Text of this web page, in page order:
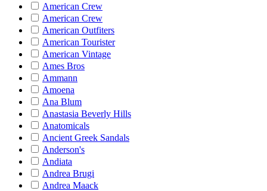
American Crew
American Crew
American Outfiters
American Tourister
American Vintage
Ames Bros
Ammann
Amoena
Ana Blum
Anastasia Beverly Hills
Anatomicals
Ancient Greek Sandals
Anderson's
Andiata
Andrea Brugi
Andrea Maack